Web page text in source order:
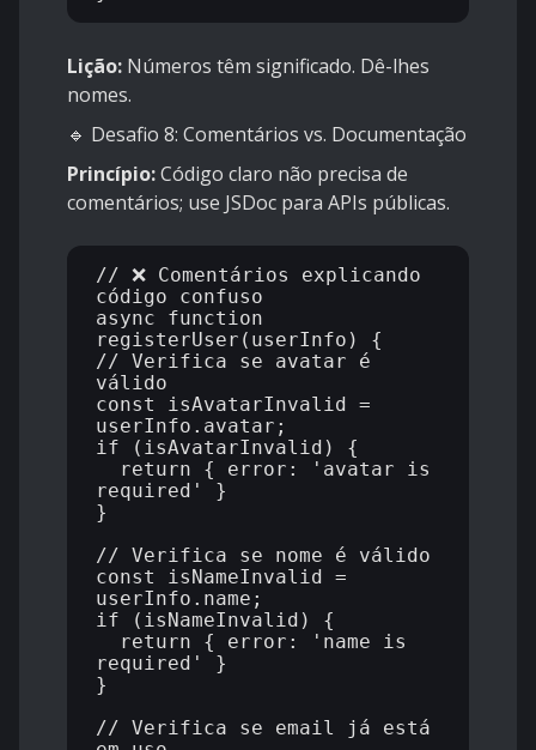
Lição: Números têm significado. Dê-lhes
nomes.
🔹 Desafio 8: Comentários vs. Documentação
Princípio:Código claro não precisa de
comentários; use JSDoc para APIs públicas.
// ❌ Comentários explicando
código confuso
async function
registerUser(userInfo) {
// Verifica se avatar é
válido
const isAvatarInvalid =
userInfo.avatar;
if (isAvatarInvalid) {
required' }
}
// Verifica se nome é válido
const isNameInvalid =
userInfo.name;
if (isNameInvalid) {
required' }
}
// Verifica se email já está